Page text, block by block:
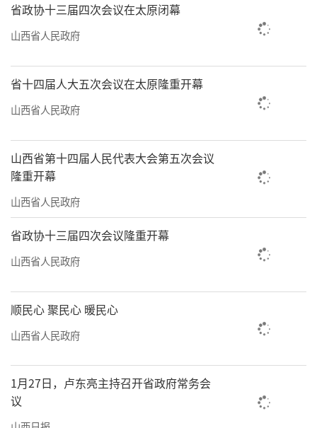
省政协十三届四次会议在太原闭幕
山西省人民政府
省十四届人大五次会议在太原隆重开幕
山西省人民政府
山西省第十四届人民代表大会第五次会议
隆重开幕
山西省人民政府
省政协十三届四次会议隆重开幕
山西省人民政府
顺民心 聚民心 暖民心
山西省人民政府
1月27日，卢东亮主持召开省政府常务会
议